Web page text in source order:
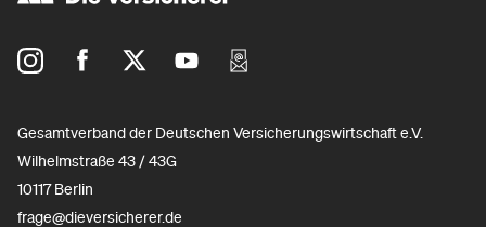
Gesamtverband der Deutschen Versicherungswirtschaft e.V.
Wilhelmstraße 43 / 43G
10117 Berlin
frage@dieversicherer.de